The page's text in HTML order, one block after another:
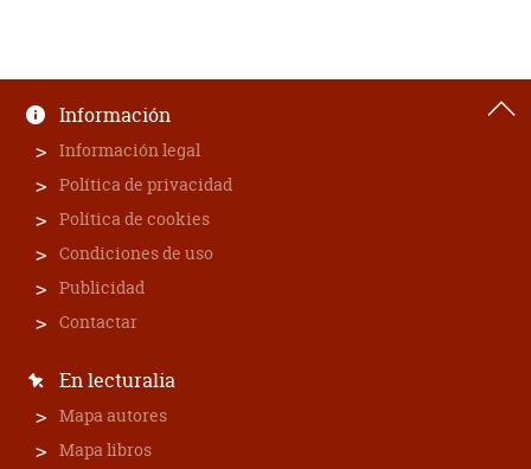
Información
Información legal
Política de privacidad
Política de cookies
Condiciones de uso
Publicidad
Contactar
En lecturalia
Mapa autores
Mapa libros